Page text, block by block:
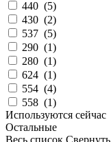
440 (5)
430 (2)
537 (5)
290 (1)
280 (1)
624 (1)
554 (4)
558 (1)
Используются сейчас
Остальные